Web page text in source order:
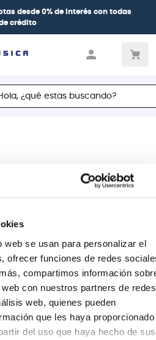
web se usan para personalizar el
ofrecer funciones de redes
compartimos información
con nuestros partners de redes
web, quienes pueden
que les haya proporcionado
del uso que haya hecho de sus
desde 0% de interés con todas
crédito
estas buscando?